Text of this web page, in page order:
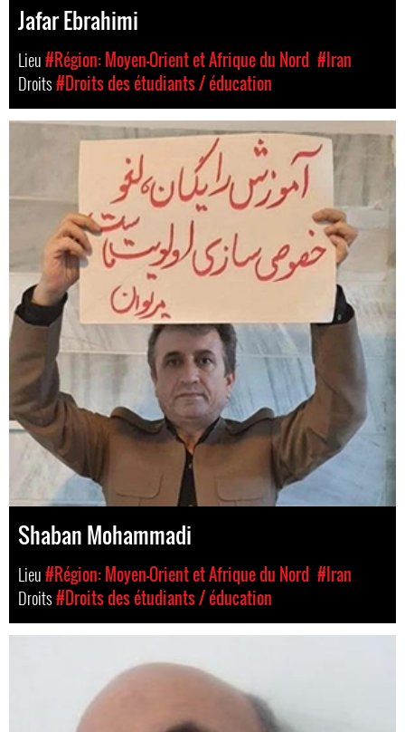
Jafar Ebrahimi
Lieu#Région: Moyen-Orient et Afrique du Nord #Iran
Droits#Droits des étudiants / éducation
Shaban Mohammadi
Lieu#Région: Moyen-Orient et Afrique du Nord #Iran
Droits#Droits des étudiants / éducation